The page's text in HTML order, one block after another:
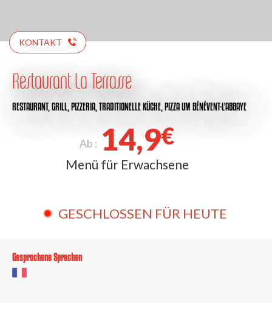
KONTAKT
Restaurant La Terrasse
RESTAURANT, GRILL, PIZZERIA, TRADITIONELLE KÜCHE, PIZZAUM BÉNÉVENT-L'ABBAYE
Ab : 14,9€
Menü für Erwachsene
GESCHLOSSEN FÜR HEUTE
Gesprochene Sprachen